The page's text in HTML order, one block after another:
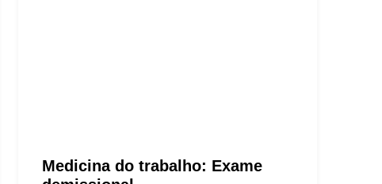
Medicina do trabalho: Exame